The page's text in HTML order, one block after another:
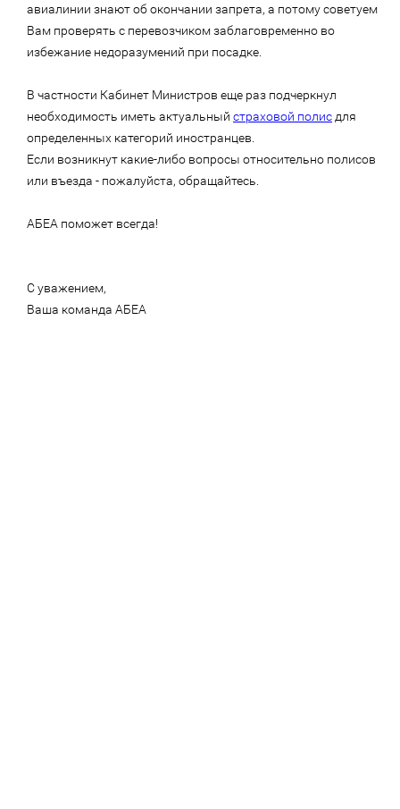
авиалинии знают об окончании запрета, а потому советуем
Вам проверять с перевозчиком заблаговременно во
избежание недоразумений при посадке.
В частности Кабинет Министров еще раз подчеркнул
необходимость иметь актуальный страховой полис для
определенных категорий иностранцев.
Если возникнут какие-либо вопросы относительно полисов
или въезда - пожалуйста, обращайтесь.
АБЕА поможет всегда!
С уважением,
Ваша команда АБЕА